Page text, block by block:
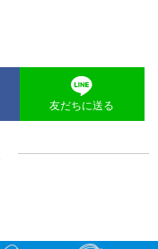
友だちに送る